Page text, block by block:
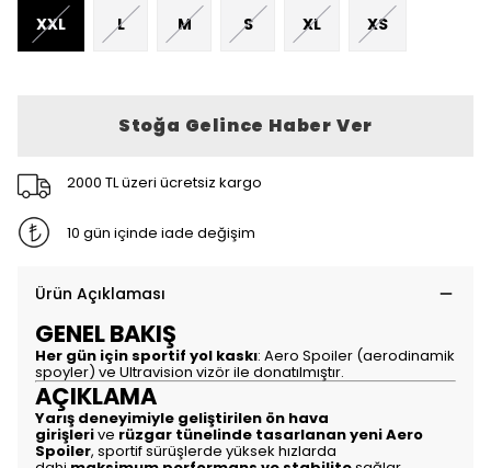
XXL L M S XL XS
Stoğa Gelince Haber Ver
2000 TL üzeri ücretsiz kargo
10 gün içinde iade değişim
Ürün Açıklaması
GENEL BAKIŞ
Her gün için sportif yol kaskı: Aero Spoiler (aerodinamik
spoyler) ve Ultravision vizör ile donatılmıştır.
AÇIKLAMA
Yarış deneyimiyle geliştirilen ön hava
girişlerive rüzgar tünelinde tasarlanan yeni Aero
Spoiler, sportif sürüşlerde yüksek hızlarda